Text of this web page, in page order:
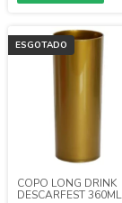
ESGOTADO
COPO LONG DRINK
DESCARFEST 360ML